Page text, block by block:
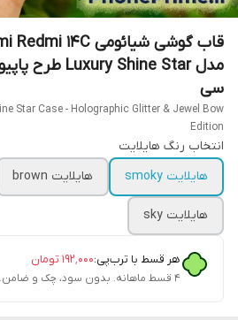
سی
Star Case - Holographic Glitter & Jewel Bow
Edition
انتخاب رنگ هایلایت
هایلایت smoky
هایلایت brown
هایلایت sky
هر قسط با ترب‌پی:۱۹۲٬۰۰۰ تومان
۴ قسط ماهانه. بدون سود، چک و ضامن.